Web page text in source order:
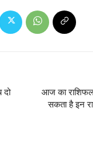
दो
आज का
सकता है इन